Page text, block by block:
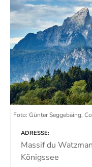
Foto: Günter Seggebäing,
ADRESSE
Massif du
Königssee